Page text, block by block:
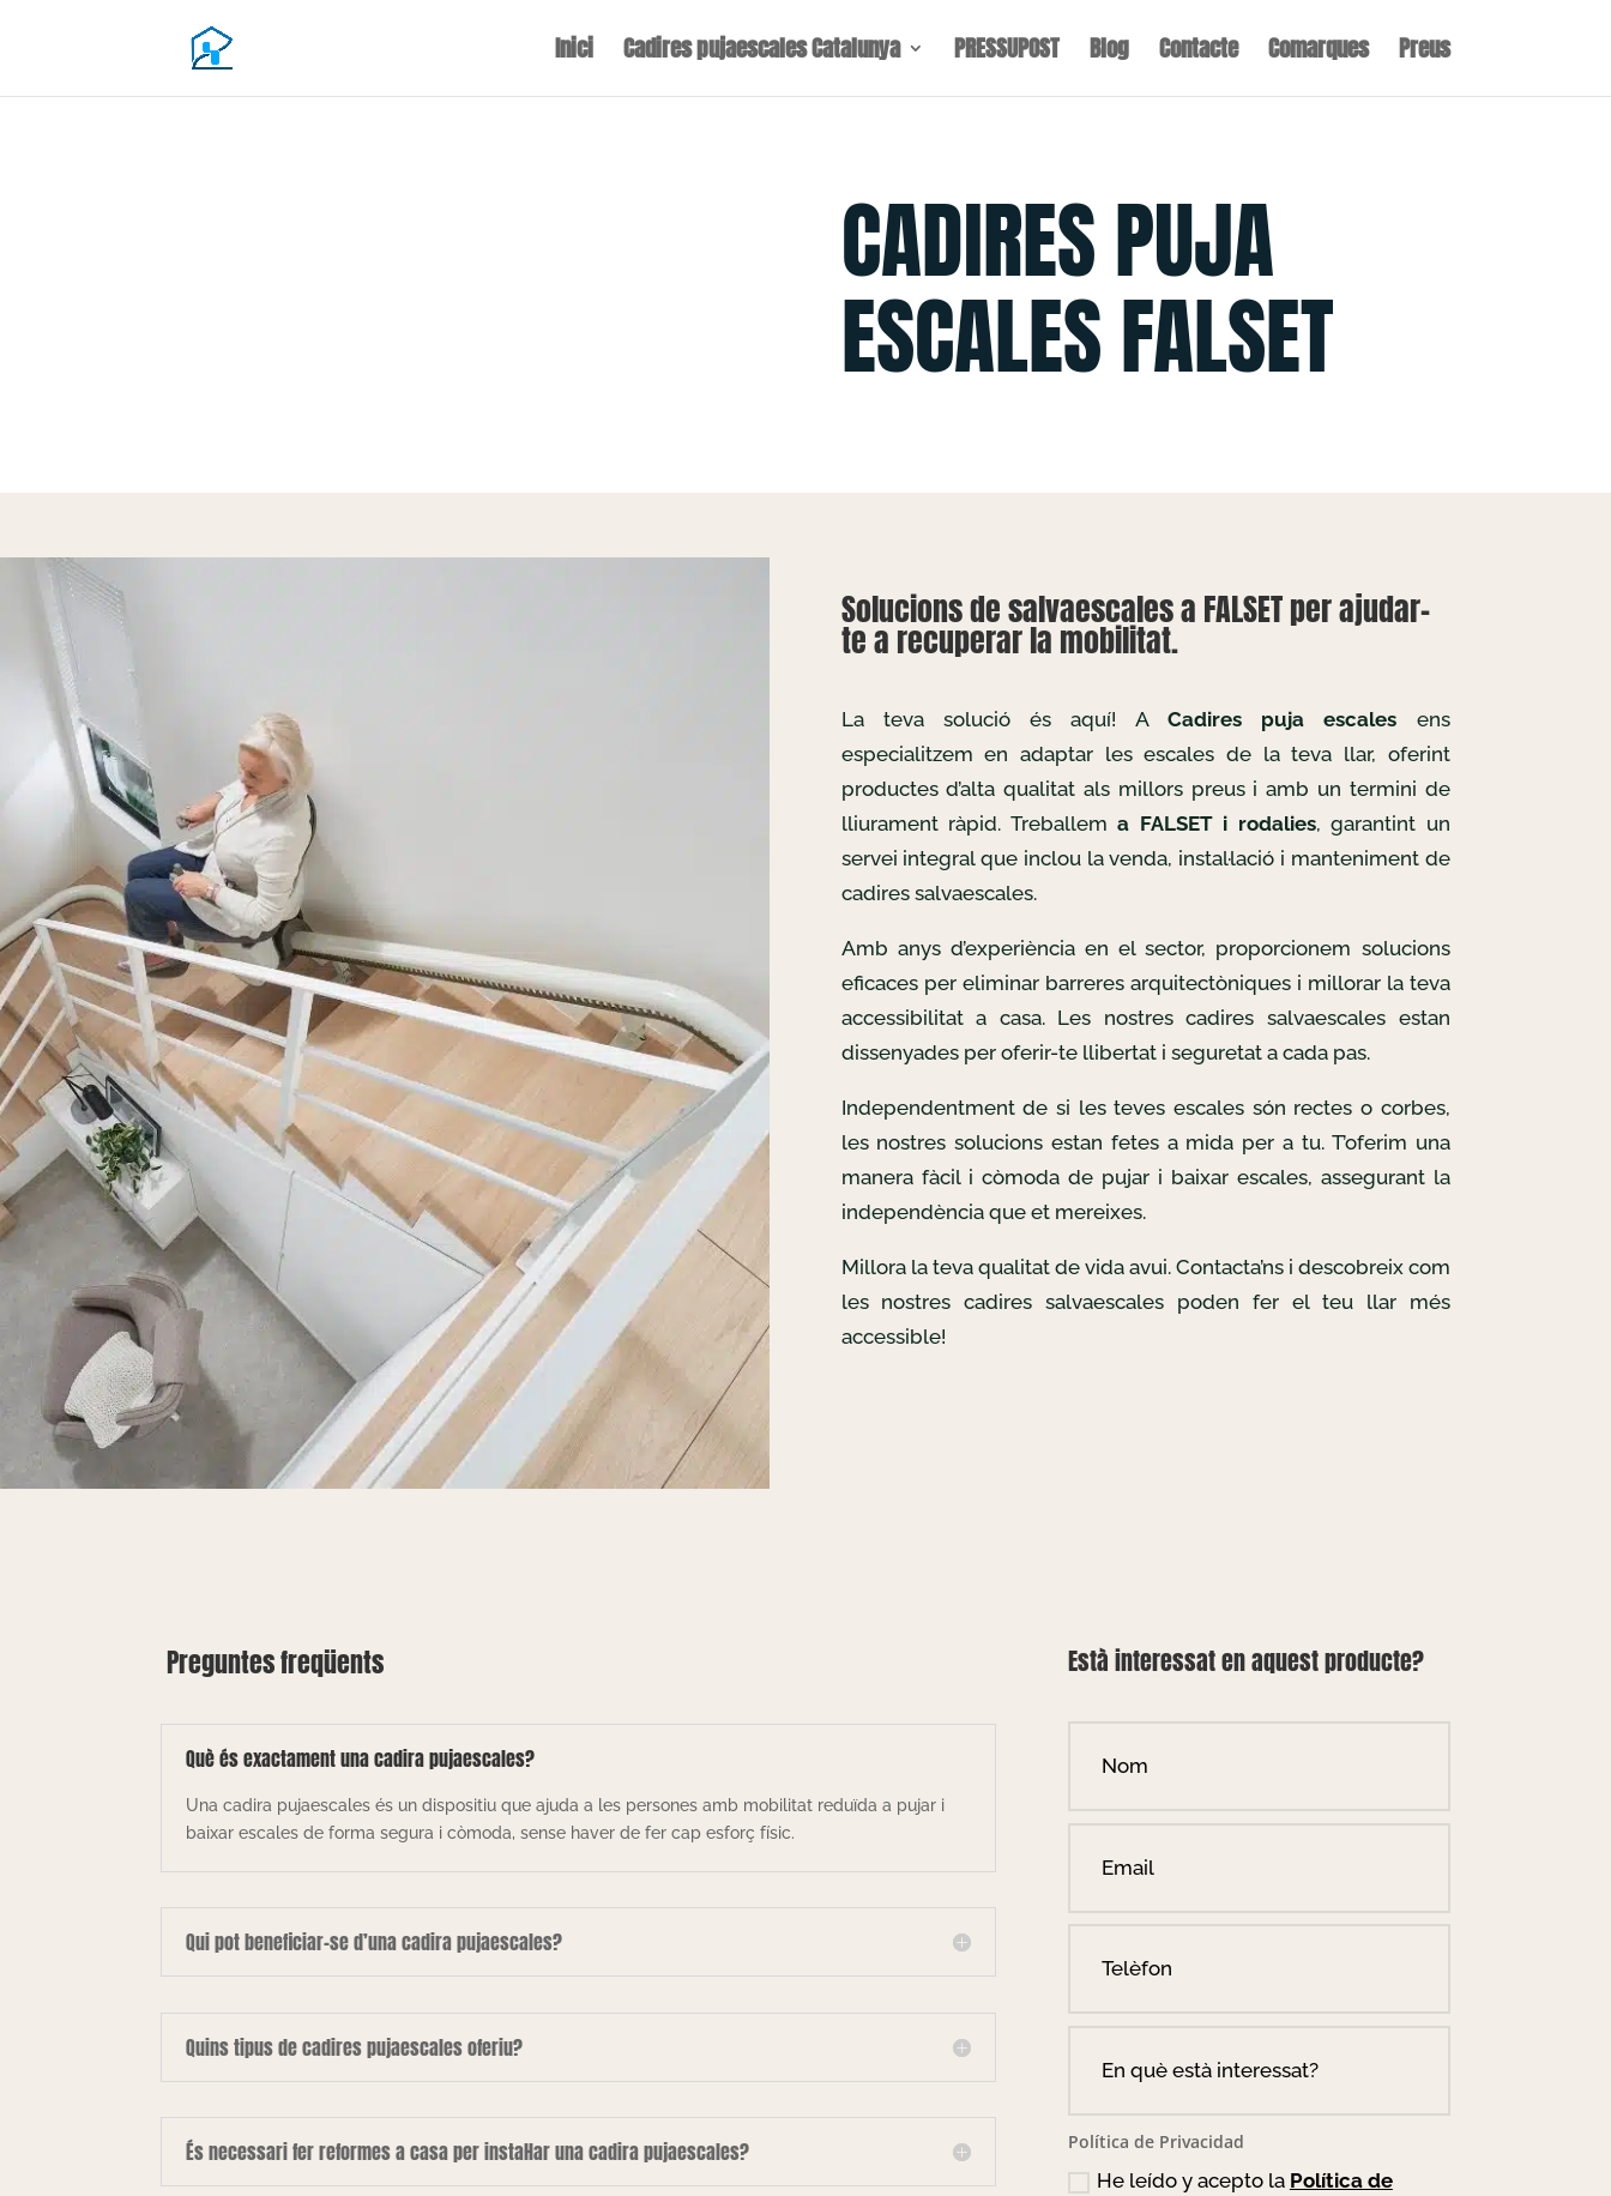
Inici Cadires pujaescales Catalunya PRESSUPOST Blog Contacte Comarques Preus
CADIRES PUJA
ESCALES FALSET
Solucions de salvaescales a FALSET per ajudar-
te a recuperar la mobilitat.
La teva solució és aquí! A Cadires puja escales ens
especialitzem en adaptar les escales de la teva llar, oferint
productes d’alta qualitat als millors preus i amb un termini de
lliurament ràpid. Treballema FALSET i rodalies, garantint un
servei integral que inclou la venda, instal·lació i manteniment de
cadires salvaescales.
Amb anys d’experiència en el sector, proporcionem solucions
eficaces per eliminar barreres arquitectòniques i millorar la teva
accessibilitat a casa. Les nostres cadires salvaescales estan
dissenyades per oferir-te llibertat i seguretat a cada pas.
Independentment de si les teves escales són rectes o corbes,
les nostres solucions estan fetes a mida per a tu. T’oferim una
manera fàcil i còmoda de pujar i baixar escales, assegurant la
independència que et mereixes.
Millora la teva qualitat de vida avui. Contacta’ns i descobreix com
les nostres cadires salvaescales poden fer el teu llar més
accessible!
Preguntes freqüents
Què és exactament una cadira pujaescales?
Una cadira pujaescales és un dispositiu que ajuda a les persones amb mobilitat reduïda a pujar i
baixar escales de forma segura i còmoda, sense haver de fer cap esforç físic.
Qui pot beneficiar-se d’una cadira pujaescales?
Quins tipus de cadires pujaescales oferiu?
És necessari fer reformes a casa per instal·lar una cadira pujaescales?
Està interessat en aquest producte?
Política de Privacidad
He leído y acepto la Política de